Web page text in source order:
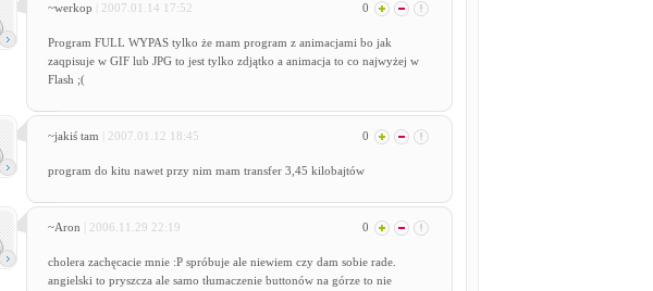
~werkop | 2007.01.14 17:52 0
Program FULL WYPAS tylko że mam program z animacjami bo jak
zaqpisuje w GIF lub JPG to jest tylko zdjątko a animacja to co najwyżej w
Flash ;(
~jakiś tam | 2007.01.12 18:45 0
program do kitu nawet przy nim mam transfer 3,45 kilobajtów
~Aron | 2006.11.29 22:19 0
cholera zachęcacie mnie :P spróbuje ale niewiem czy dam sobie rade.
angielski to pryszcza ale samo tłumaczenie buttonów na górze to nie